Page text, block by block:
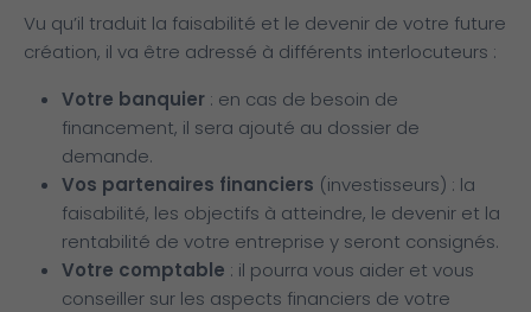
Vu qu’il traduit la faisabilité et le devenir de votre future
création, il va être adressé à différents interlocuteurs :
Votre banquier : en cas de besoin de
financement, il sera ajouté au dossier de
demande.
Vos partenaires financiers (investisseurs) : la
faisabilité, les objectifs à atteindre, le devenir et la
rentabilité de votre entreprise y seront consignés.
Votre comptable : il pourra vous aider et vous
conseiller sur les aspects financiers de votre